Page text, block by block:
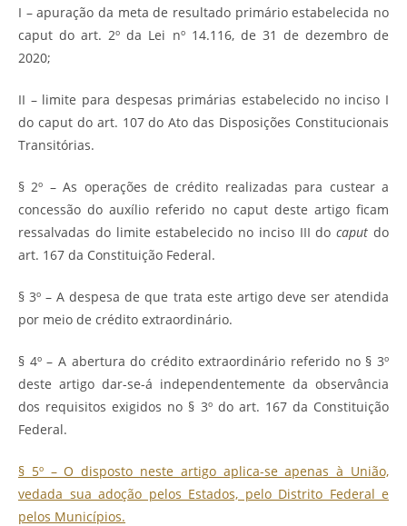
I – apuração da meta de resultado primário estabelecida no
caput do art. 2º da Lei nº 14.116, de 31 de dezembro de
2020;
II – limite para despesas primárias estabelecido no inciso I
do caput do art. 107 do Ato das Disposições Constitucionais
Transitórias.
§ 2º – As operações de crédito realizadas para custear a
concessão do auxílio referido no caput deste artigo ficam
ressalvadas do limite estabelecido no inciso III docaput do
art. 167 da Constituição Federal.
§ 3º – A despesa de que trata este artigo deve ser atendida
por meio de crédito extraordinário.
§ 4º – A abertura do crédito extraordinário referido no § 3º
deste artigo dar-se-á independentemente da observância
dos requisitos exigidos no § 3º do art. 167 da Constituição
Federal.
§ 5º – O disposto neste artigo aplica-se apenas à União,
vedada sua adoção pelos Estados, pelo Distrito Federal e
pelos Municípios.